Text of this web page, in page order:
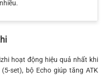
hoạt động hiệu quả nhất khi
set), bộ Echo giúp tăng ATK